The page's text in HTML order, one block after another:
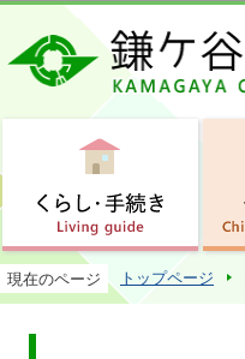
現在のページ トップページ